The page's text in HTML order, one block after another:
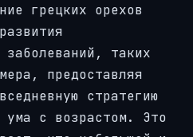
грецких орехов
заболеваний, таких
предоставляя
стратегию
ума с возрастом. Это